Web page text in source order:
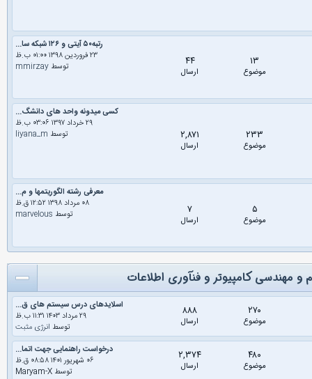
۱۳
موضوع
۴۴
ارسال
رتبه۵۰ آیتی و ۱۲۶ شبکه سا...
۲۳ فروردین ۱۳۹۸ ۰۱:۰۰ ب.ظ
توسط mmirzay
۲۳۳
موضوع
۲,۸۷۱
ارسال
کسی میدونه واحد های دانشگ...
۲۹ خرداد ۱۳۹۷ ۰۳:۰۶ ب.ظ
توسط liyana_m
۵
موضوع
۷
ارسال
معرفی رشته الگوریتمها و م...
۰۸ مرداد ۱۳۹۸ ۱۲:۵۲ ق.ظ
توسط marvelous
کامپیوتر و فنآوری اطلاعات
۲۷۰
موضوع
۸۸۸
ارسال
اسلایدهای درس سیستم های ق...
۲۹ مرداد ۱۴۰۳ ۱۱:۳۱ ب.ظ
توسط انرژی مثبت
۴۸۰
موضوع
۲,۳۷۴
ارسال
درخواست راهنمایی جهت اتما...
۰۶ شهریور ۱۴۰۱ ۰۸:۵۸ ق.ظ
توسط Maryam-X